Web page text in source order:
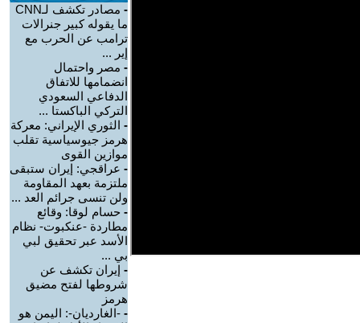
-
مصادر تكشف لـCNN
ما يقوله كبير جنرالات
ترامب عن الحرب مع
إير ...
- مصر واحتمال
انضمامها للاتفاق
الدفاعي السعودي
التركي الباكستا ...
- الثوري الإيراني: معركة
هرمز جيوسياسية تقلب
موازين القوى
- عراقجي: إيران ستبقى
ملتزمة بعهد المقاومة
ولن تنسى جرائم العد ...
- حسام لوقا: وقائع
مطاردة -عنكبوت- نظام
الأسد عبر تحقيق لبي
بي ...
- إيران تكشف عن
شروطها لفتح مضيق
هرمز
- -الغارديان-: اليمن هو